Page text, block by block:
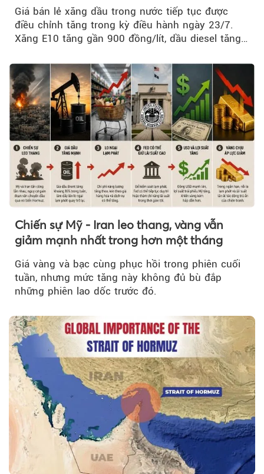
Giá bán lẻ xăng dầu trong nước tiếp tục được
điều chỉnh tăng trong kỳ điều hành ngày 23/7.
Xăng E10 tăng gần 900 đồng/lít, dầu diesel tăng
Chiến sự Mỹ - Iran leo thang, vàng vẫn
giảm mạnh nhất trong hơn một tháng
Giá vàng và bạc cùng phục hồi trong phiên cuối
tuần, nhưng mức tăng này không đủ bù đắp
những phiên lao dốc trước đó.